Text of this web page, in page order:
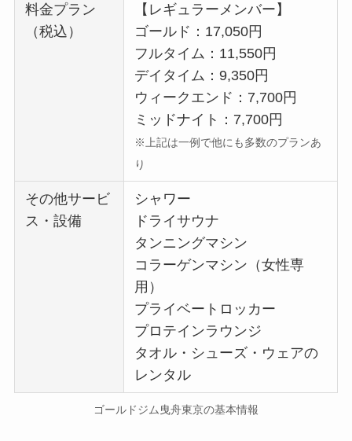
料金プラン
（税込）
【レギュラーメンバー】
ゴールド：17,050円
フルタイム：11,550円
デイタイム：9,350円
ウィークエンド：7,700円
ミッドナイト：7,700円
※上記は一例で他にも多数のプランあ
り
その他サービ
ス・設備
シャワー
ドライサウナ
タンニングマシン
コラーゲンマシン（女性専
用）
プライベートロッカー
プロテインラウンジ
タオル・シューズ・ウェアの
レンタル
ゴールドジム曳舟東京の基本情報